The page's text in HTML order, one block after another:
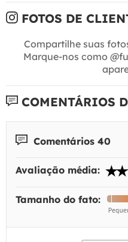
FOTOS DE
Compartilhe suas
Marque-nos como
COMENTÁRIOS
Comentários 40
Avaliação média:
Tamanho do fato: